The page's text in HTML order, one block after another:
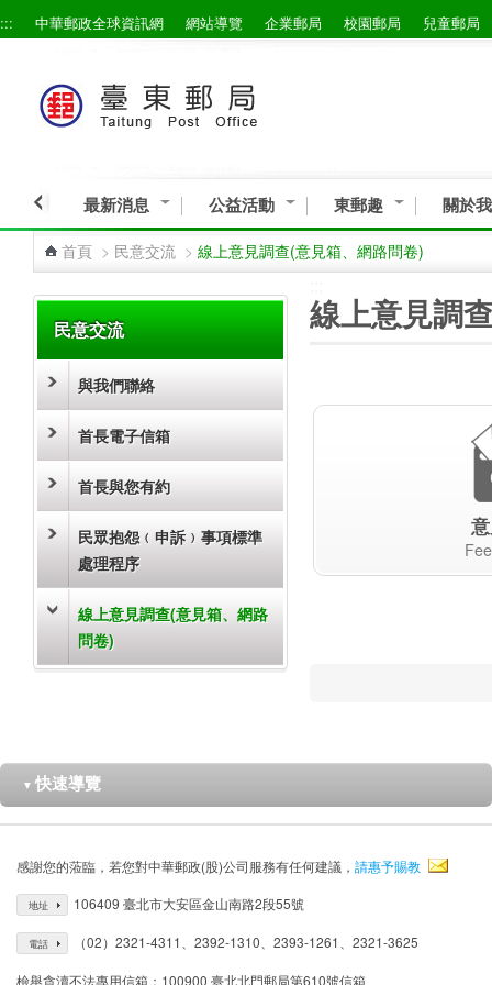
跳到主要內容區塊
::: 中華郵政全球資訊網 網站導覽 企業郵局 校園郵局 兒童郵局
最新消息 公益活動 東郵趣 關於
首頁 > 民意交流 > 線上意見調查(意見箱、網路問卷)
民意交流
與我們聯絡
首長電子信箱
首長與您有約
民眾抱怨﹙申訴﹚事項標準
處理程序
線上意見調查(意見箱、網路
問卷)
線上意見調
▼ 快速導覽
感謝您的蒞臨，若您對中華郵政(股)公司服務有任何建議， 請惠予賜教
地址 106409 臺北市大安區金山南路2段55號
電話 （02）2321-4311、2392-1310、2393-1261、2321-3625
檢舉貪瀆不法專用信箱：100900 臺北北門郵局第610號信箱